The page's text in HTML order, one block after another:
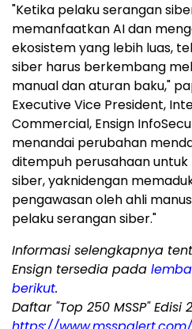
"Ketika pelaku serangan
memanfaatkan AI dan
ekosistem yang lebih luas,
siber harus berkembang
manual dan aturan baku,"
Executive Vice President,
Commercial, Ensign
menandai perubahan
ditempuh perusahaan
siber, yaknidengan
pengawasan oleh ahli
pelaku serangan siber."
Informasi selengkapnya
Ensign tersedia pada
berikut.
Daftar "Top 250 MSSP" Edisi